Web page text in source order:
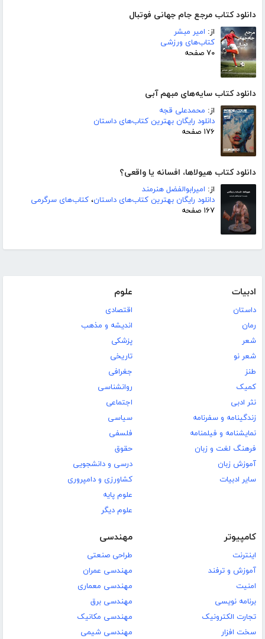
دانلود کتاب مرجع جام جهانی فوتبال
از: امیر مبشر
کتاب‌های ورزشی
۷۰ صفحه
دانلود کتاب سایه‌های مبهم آبی
از: محمدعلی قجه
دانلود رایگان بهترین کتاب‌های داستان
۱۷۶ صفحه
دانلود کتاب هیولاها، افسانه یا واقعی؟
از: امیرابوالفضل هنرمند
دانلود رایگان بهترین کتاب‌های داستان، کتاب‌های سرگرمی
۱۶۷ صفحه
ادبیات
داستان
رمان
شعر
شعر نو
طنز
کمیک
نثر ادبی
زندگینامه و سفرنامه
نمایشنامه و فیلمنامه
فرهنگ لغت و زبان
آموزش زبان
سایر ادبیات
علوم
اقتصادی
اندیشه و مذهب
پزشکی
تاریخی
جغرافی
روانشناسی
اجتماعی
سیاسی
فلسفی
حقوق
درسی و دانشجویی
کشاورزی و دامپروری
علوم پایه
علوم دیگر
کامپیوتر
اینترنت
آموزش و ترفند
امنیت
برنامه نویسی
تجارت الکترونیک
سخت افزار
مهندسی
طراحی صنعتی
مهندسی عمران
مهندسی معماری
مهندسی برق
مهندسی مکانیک
مهندسی شیمی